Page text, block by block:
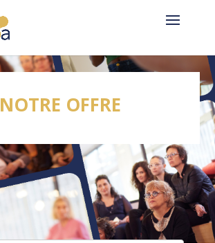
NOTRE OFFRE